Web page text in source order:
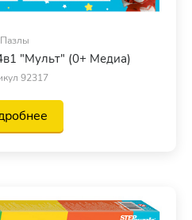
Пазлы
"Мульт" (0+ Медиа)
92317